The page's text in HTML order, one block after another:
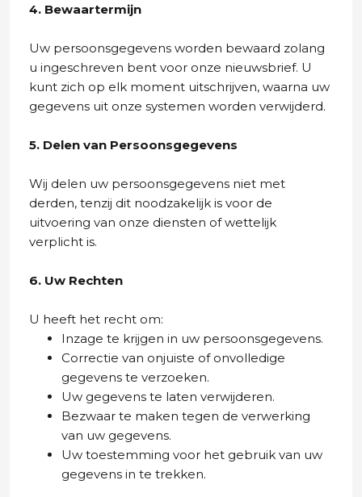
4. Bewaartermijn
Uw persoonsgegevens worden bewaard zolang
u ingeschreven bent voor onze nieuwsbrief. U
kunt zich op elk moment uitschrijven, waarna uw
gegevens uit onze systemen worden verwijderd.
5. Delen van Persoonsgegevens
Wij delen uw persoonsgegevens niet met
derden, tenzij dit noodzakelijk is voor de
uitvoering van onze diensten of wettelijk
verplicht is.
6. Uw Rechten
U heeft het recht om:
Inzage te krijgen in uw persoonsgegevens.
Correctie van onjuiste of onvolledige
gegevens te verzoeken.
Uw gegevens te laten verwijderen.
Bezwaar te maken tegen de verwerking
van uw gegevens.
Uw toestemming voor het gebruik van uw
gegevens in te trekken.